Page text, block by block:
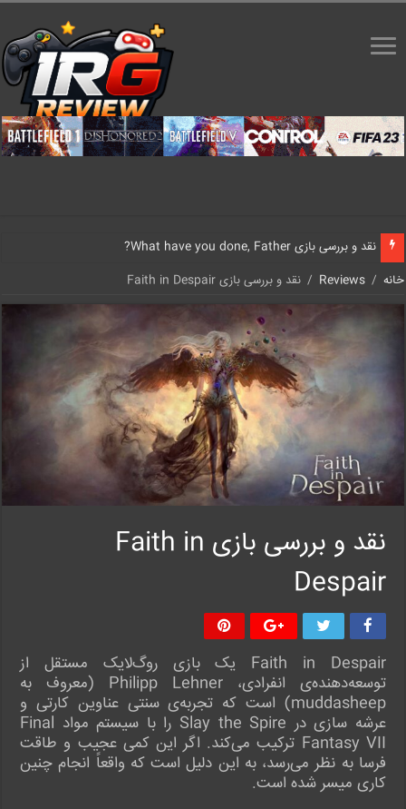
نقد و بررسی بازی What have you done, Father?
خانه /
Reviews
/ نقد و بررسی بازی Faith in Despair
نقد و بررسی بازی Faith in
Despair
Faith in Despair یک بازی روگ‌لایک مستقل از
توسعه‌دهنده‌ی انفرادی، Philipp Lehner (معروف به
muddasheep) است که تجربه‌ی سنتی عناوین کارتی و
عرشه سازی در Slay the Spire را با سیستم مواد Final
Fantasy VII ترکیب می‌کند. اگر این کمی عجیب و طاقت
فرسا به نظر می‌رسد، به این دلیل است که واقعاً انجام چنین
کاری میسر شده است.